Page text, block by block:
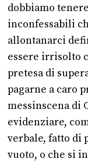
dobbiamo
inconfessabili
allontanarci
essere irrisolto
pretesa di
pagarne a caro
messinscena di
evidenziare,
verbale, fatto di
vuoto, o che si